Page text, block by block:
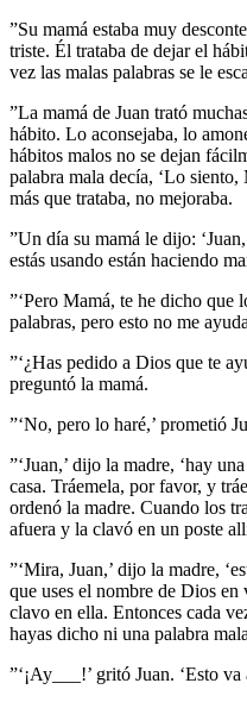
”Su mamá estaba muy
triste. Él trataba de dejar el
vez las malas palabras se le
”La mamá de Juan trató
hábito. Lo aconsejaba, lo
hábitos malos no se dejan
palabra mala decía, ‘Lo siento,
más que trataba, no mejoraba.
”Un día su mamá le dijo:
estás usando están haciendo
”‘Pero Mamá, te he dicho que
palabras, pero esto no me
”‘¿Has pedido a Dios que te
preguntó la mamá.
”‘No, pero lo haré,’ prometió
”‘Juan,’ dijo la madre, ‘hay
casa. Tráemela, por favor, y
ordenó la madre. Cuando los
afuera y la clavó en un poste
”‘Mira, Juan,’ dijo la madre,
que uses el nombre de Dios
clavo en ella. Entonces cada
hayas dicho ni una palabra
”‘¡Ay___!’ gritó Juan. ‘Esto